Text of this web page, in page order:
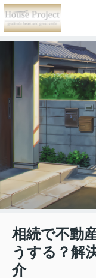
相続で不動
うする？解
介